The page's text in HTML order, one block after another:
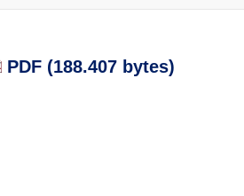
PDF (188.407 bytes)